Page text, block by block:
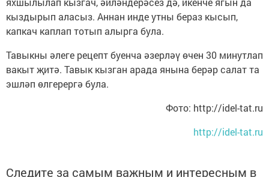
кыздырып аласыз. Аннан инде утны бераз кысып,
капкач каплап тотып алырга була.
Тавыкны әлеге рецепт буенча әзерләү өчен 30 минутлап
вакыт җитә. Тавык кызган арада янына берәр салат та
эшләп өлгерергә була.
Фото: http://idel-tat.ru
http://idel-tat.ru
Следите за самым важным и интересным в